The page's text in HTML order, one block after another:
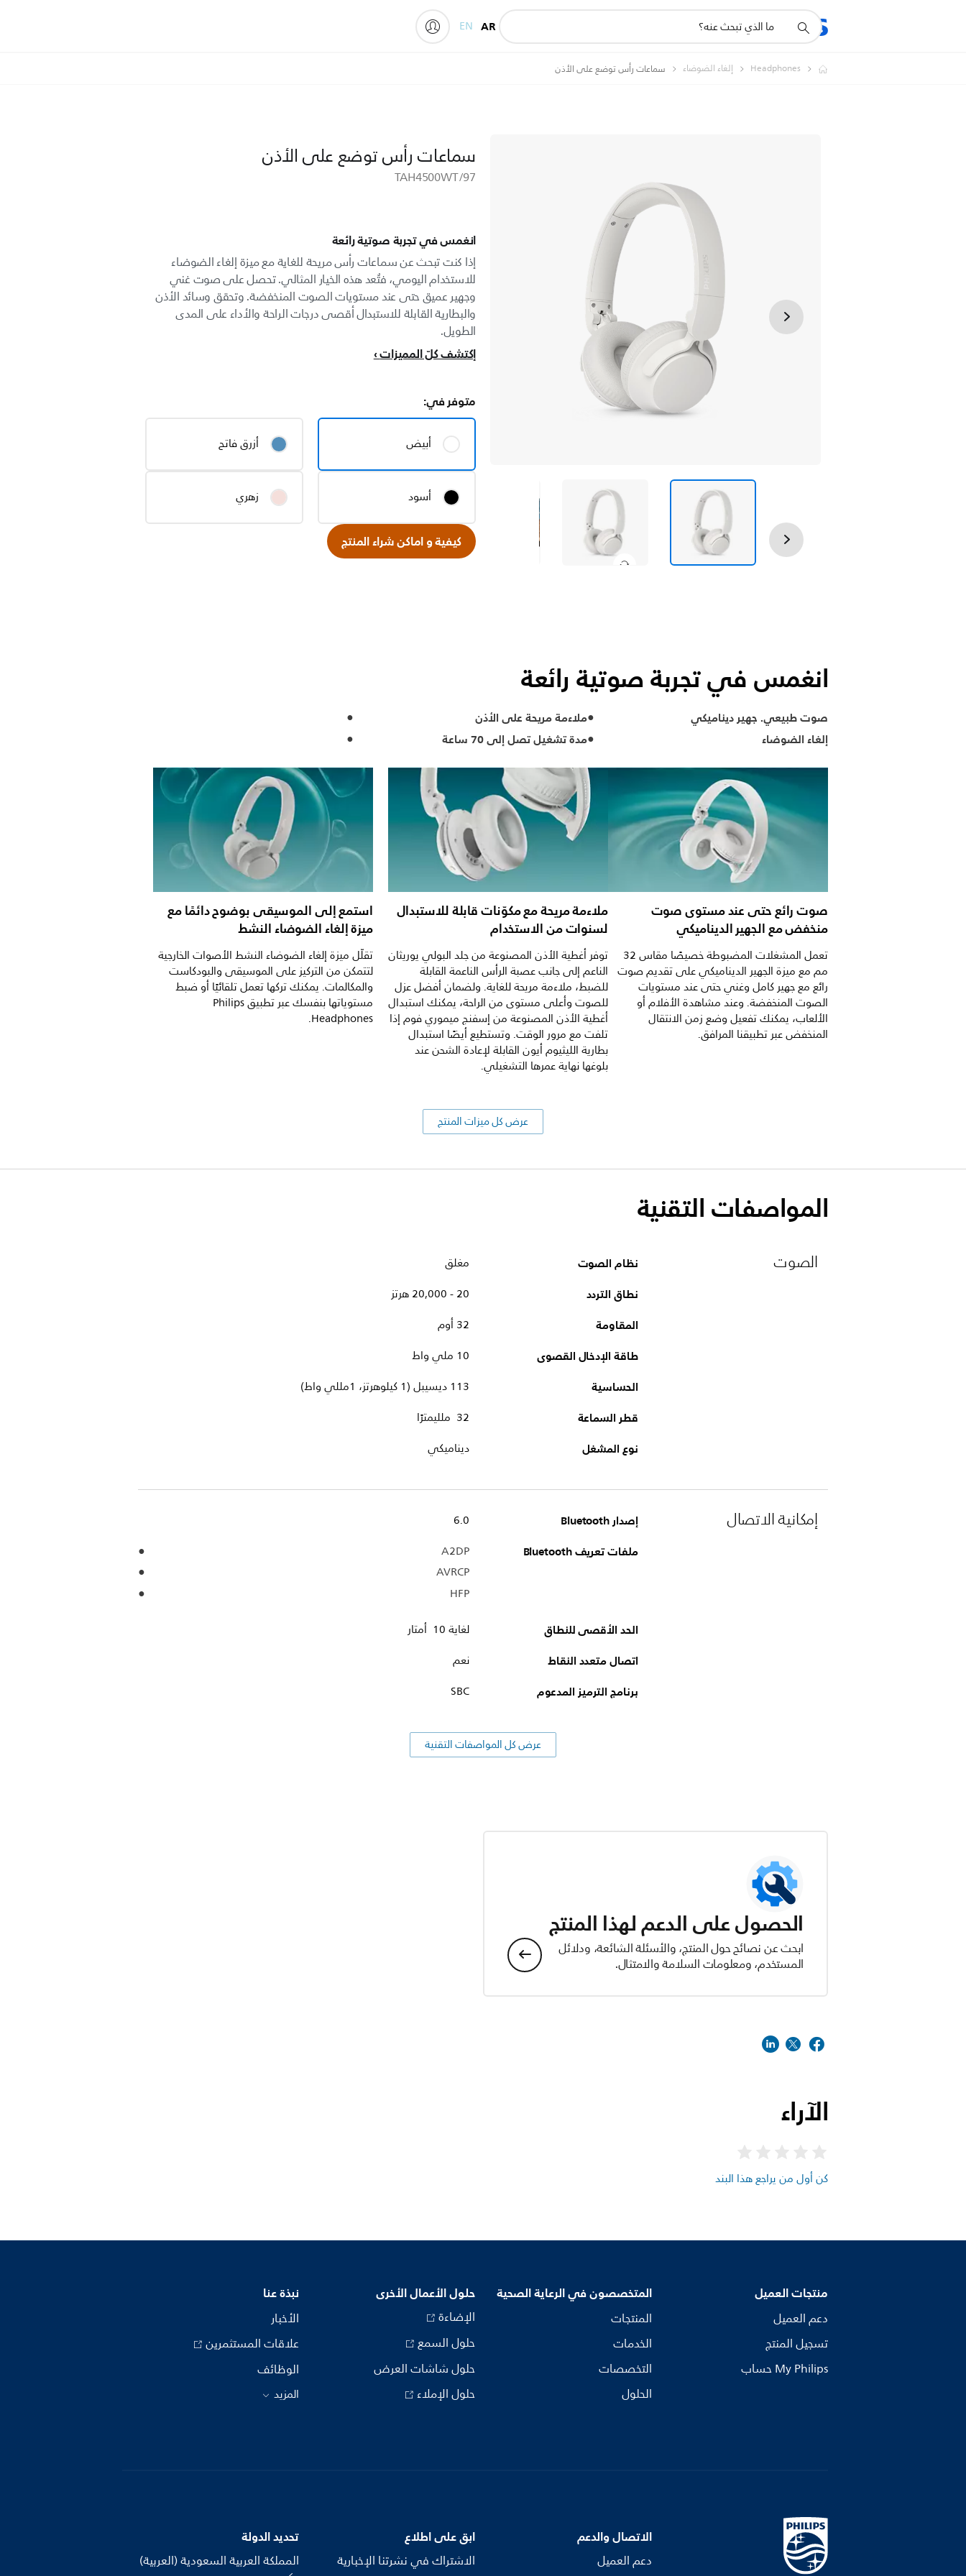
المنتجات
أيقونة
دعم
AR
EN
Headphones إلغاء الضوضاء سماعات رأس توضع على الأذن
سماعات رأس توضع على الأذن
TAH4500WT/97
انغمس في تجربة صوتية رائعة
إذا كنت تبحث عن سماعات رأس مريحة للغاية مع ميزة إلغاء الضوضاء
للاستخدام اليومي، فتُعد هذه الخيار المثالي. تحصل على صوت غني
وجهير عميق حتى عند مستويات الصوت المنخفضة. وتحقق وسائد الأذن
والبطارية القابلة للاستبدال أقصى درجات الراحة والأداء على المدى
الطويل.
إكتشف كلّ المميزات
متوفر في:
أبيض أزرق فاتح
أسود زهري
كيفية و اماكن شراء المنتج
انغمس في تجربة صوتية رائعة
صوت طبيعي. جهير ديناميكي
ملاءمة مريحة على الأذن
إلغاء الضوضاء
مدة تشغيل تصل إلى 70 ساعة
صوت رائع حتى عند مستوى صوت
منخفض مع الجهير الديناميكي
تعمل المشغلات المضبوطة خصيصًا مقاس 32
مم مع ميزة الجهير الديناميكي على تقديم صوت
رائع مع جهير كامل وغني حتى عند مستويات
الصوت المنخفضة. وعند مشاهدة الأفلام أو
الألعاب، يمكنك تفعيل وضع زمن الانتقال
المنخفض عبر تطبيقنا المرافق.
ملاءمة مريحة مع مكوّنات قابلة للاستبدال
لسنوات من الاستخدام
توفر أغطية الأذن المصنوعة من جلد البولي يوريثان
الناعم إلى جانب عصبة الرأس الناعمة القابلة
للضبط، ملاءمة مريحة للغاية. ولضمان أفضل عزل
للصوت وأعلى مستوى من الراحة، يمكنك استبدال
أغطية الأذن المصنوعة من إسفنج ميموري فوم إذا
تلفت مع مرور الوقت. وتستطيع أيضًا استبدال
بطارية الليثيوم أيون القابلة لإعادة الشحن عند
بلوغها نهاية عمرها التشغيلي.
استمع إلى الموسيقى بوضوح دائمًا مع
ميزة إلغاء الضوضاء النشط
تقلّل ميزة إلغاء الضوضاء النشط الأصوات الخارجية
لتتمكن من التركيز على الموسيقى والبودكاست
والمكالمات. يمكنك تركها تعمل تلقائيًا أو ضبط
مستوياتها بنفسك عبر تطبيق Philips
Headphones.
عرض كل ميزات المنتج
المواصفات التقنية
الصوت نظام الصوت مغلق
نطاق التردد 20 - 20,000 هرتز
المقاومة 32 أوم
طاقة الإدخال القصوى 10 ملي واط
الحساسية 113 ديسيبل (1 كيلوهرتز، 1مللي واط)
قطر السماعة 32 ملليمترًا
نوع المشغل ديناميكي
إمكانية الاتصال إصدار Bluetooth 6.0
ملفات تعريف Bluetooth
A2DP
AVRCP
HFP
الحد الأقصى للنطاق لغاية 10 أمتار
اتصال متعدد النقاط نعم
برنامج الترميز المدعوم SBC
عرض كل المواصفات التقنية
الحصول على الدعم لهذا المنتج
ابحث عن نصائح حول المنتج، والأسئلة الشائعة، ودلائل
المستخدم، ومعلومات السلامة والامتثال.
الآراء
كن أول من يراجع هذا البند
منتجات العميل
دعم العميل
تسجيل المنتج
My Philips حساب
المتخصصون في الرعاية الصحية
المنتجات
الخدمات
التخصصات
الحلول
حلول الأعمال الأخرى
الإضاءة
حلول السمع
حلول شاشات العرض
حلول الإملاء
نبذة عنا
الأخبار
علاقات المستثمرين
الوظائف
المزيد
الاتصال والدعم
دعم العميل
ابق على اطلاع
الاشتراك في نشرتنا الإخبارية
تحديد الدولة
المملكة العربية السعودية (العربية)